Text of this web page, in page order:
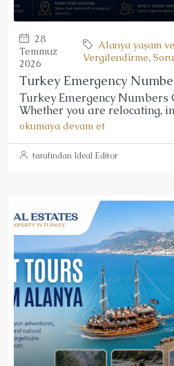
28
Temmuz
2026
Alanya yaşam
Vergilendirme,
Turkey Emergency
Turkey Emergency Numbers
Whether you are relocating,
okumaya devam et
tarafından Ideal Editor